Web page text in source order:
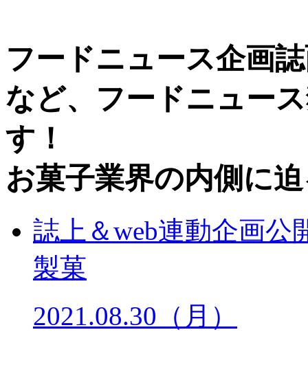
フードニュース企画
など、フードニュー
す！
お菓子業界の内側に
誌上＆web連動企画公
製菓
2021.08.30（月）